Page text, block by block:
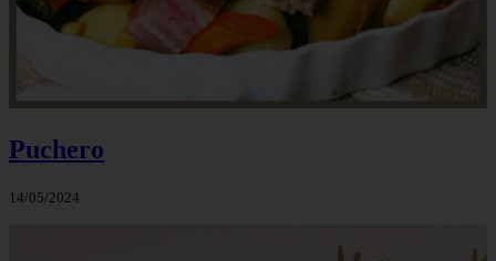
Puchero
14/05/2024